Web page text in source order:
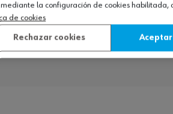
la configuración de cookies habilitada,
de cookies
Rechazar cookies